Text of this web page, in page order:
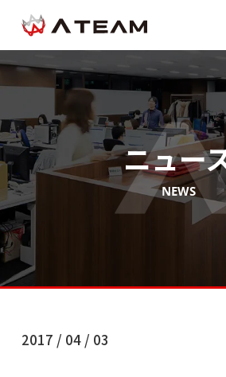
ニュー
NEWS
2017 / 04 / 03